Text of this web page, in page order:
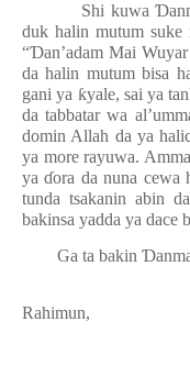
Shi kuwaƊ
duk halin mutum suke
“Ɗan’adam Mai
da halin mutum bisa
gani ya ƙyale, sai ya
da tabbatar wa
domin Allah da ya
ya more rayuwa.
yaɗora da nuna cewa
tunda tsakanin abin
bakinsa yadda ya dace
Ga ta bakin Ɗ
Rahimun,